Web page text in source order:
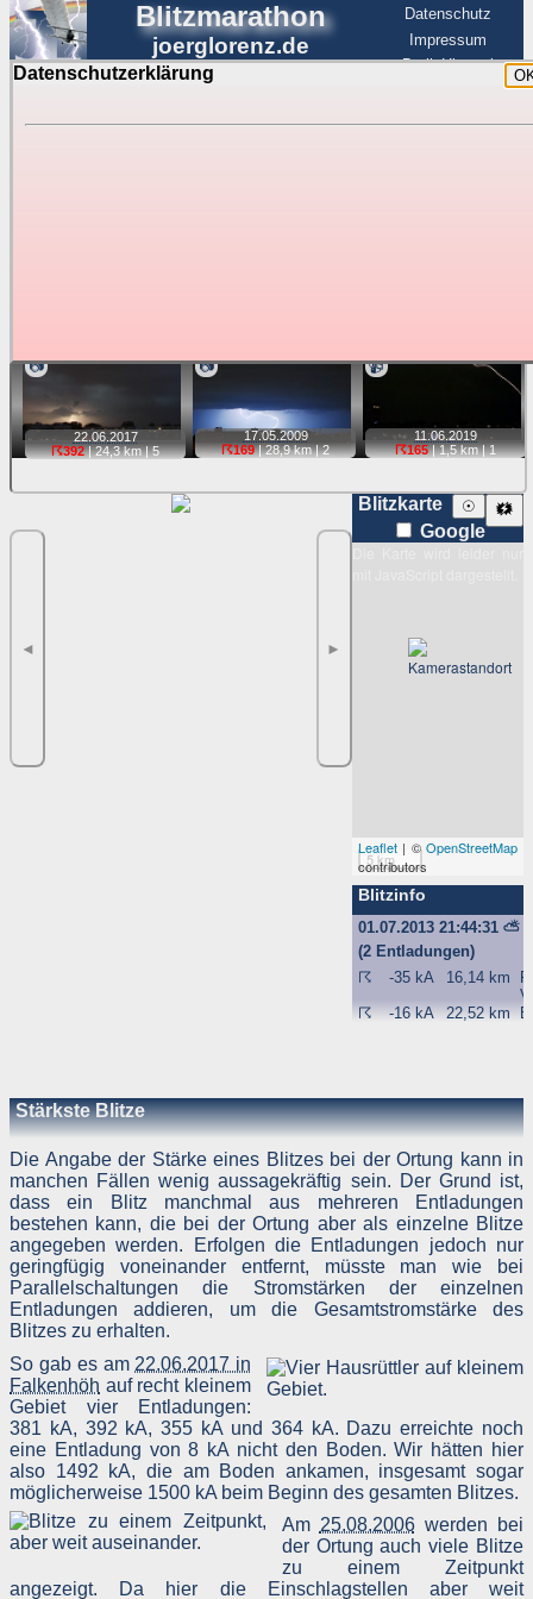
Datenschutzerklärung
Blitzmarathon
joerglorenz.de
Datenschutz
Impressum
BerlinHimmel
Blitzmarathon
Luftfahrt
📷
22.06. 2017
☈392| 24,3 km |5
📷
17.05. 2009
☈169| 28,9 km |2
📹
11.06.2019
☈165| 1,5 km |1
◄ ►
Blitzkarte 🗱
☉
Google
5 km
Leaflet | ©OpenStreetMap
contributors
Blitzinfo
01.07.2013 21:44:31⛅
(2 Entladungen)
☈
-35 kA 16,14 km
☈
-16 kA 22,52 km
Stärkste Blitze
Die Angabe der Stärke eines Blitzes bei der Ortung kann in
manchen Fällen wenig aussagekräftig sein. Der Grund ist,
dass ein Blitz manchmal aus mehreren Entladungen
bestehen kann, die bei der Ortung aber als einzelne Blitze
angegeben werden. Erfolgen die Entladungen jedoch nur
geringfügig voneinander entfernt, müsste man wie bei
Parallelschaltungen die Stromstärken der einzelnen
Entladungen addieren, um die Gesamtstromstärke des
Blitzes zu erhalten.
So gab es am 22.06.2017 in
Falkenhöh auf recht kleinem
Gebiet vier Entladungen:
381 kA, 392 kA, 355 kA und 364 kA. Dazu erreichte noch
eine Entladung von 8 kA nicht den Boden. Wir hätten hier
also 1492 kA, die am Boden ankamen, insgesamt sogar
möglicherweise 1500 kA beim Beginn des gesamten Blitzes.
Am 25.08.2006werden bei
der Ortung auch viele Blitze
zu einem Zeitpunkt
angezeigt. Da hier die Einschlagstellen aber weit